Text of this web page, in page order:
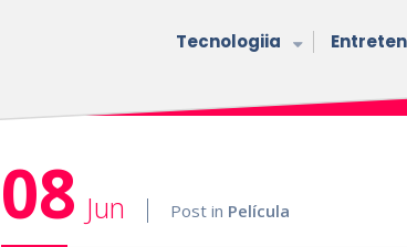
Tecnologiia
08 Jun Post in Película